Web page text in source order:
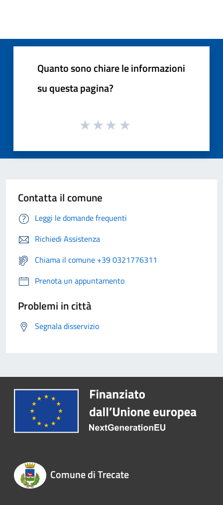
Quanto sono chiare le informazioni
su questa pagina?
Contatta il comune
Leggi le domande frequenti
Richiedi Assistenza
Chiama il comune +39 0321776311
Prenota un appuntamento
Problemi in città
Segnala disservizio
Comune di Trecate